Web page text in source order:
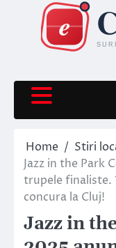
content
Home
Stiri
Jazz in the Park
trupele finaliste.
concura la Cluj!
Jazz in